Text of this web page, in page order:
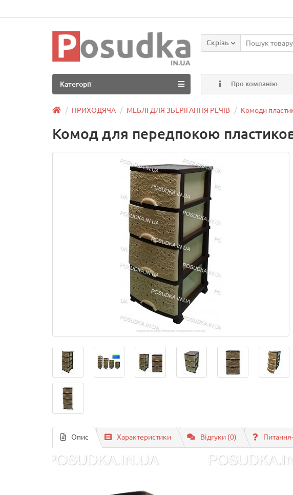
Скрізь
Про компанію
Категорії
ПРИХОДЯЧА МЕБЛІ ДЛЯ ЗБЕРІГАННЯ РЕЧІВ Комоди
Комод для передпокою
Опис Характеристики Відгуки (0)